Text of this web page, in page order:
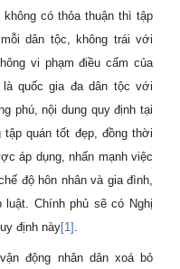
có thỏa thuận thì tập
dân tộc, không trái với
vi phạm điều cấm của
là quốc gia đa dân tộc với
phú, nội dung quy định tại
quán tốt đẹp, đồng thời
áp dụng, nhấn mạnh việc
độ hôn nhân và gia đình,
luật. Chính phủ sẽ có Nghị
định này[1] .
động nhân dân xoá bỏ